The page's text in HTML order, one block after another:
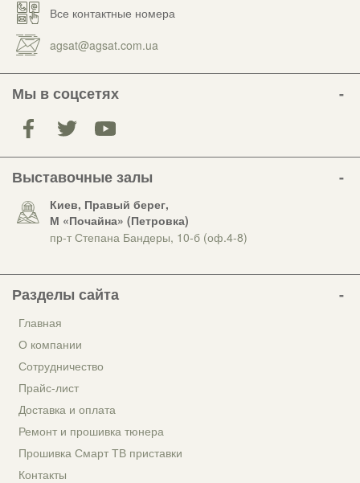
Все контактные номера
agsat@agsat.com.ua
Мы в соцсетях
Выставочные залы
Киев, Правый берег,
М «Почайна» (Петровка)
пр-т Степана Бандеры, 10-б (оф.4-8)
Разделы сайта
Главная
О компании
Сотрудничество
Прайс-лист
Доставка и оплата
Ремонт и прошивка тюнера
Прошивка Смарт ТВ приставки
Контакты